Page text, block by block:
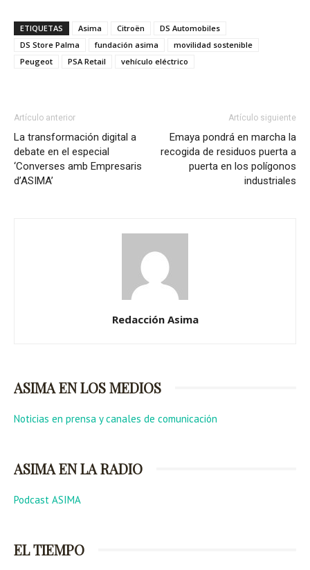
ETIQUETAS Asima Citroën
DS Automobiles
DS Store Palma
fundación asima
movilidad sostenible
Peugeot
PSA Retail vehículo eléctrico
Artículo anterior
La transformación digital a
debate en el especial
‘Converses amb Empresaris
d’ASIMA’
Artículo siguiente
Emaya pondrá en marcha la
recogida de residuos puerta a
puerta en los polígonos
industriales
Redacción Asima
ASIMA EN LOS MEDIOS
Noticias en prensa y canales de comunicación
ASIMA EN LA RADIO
Podcast ASIMA
EL TIEMPO